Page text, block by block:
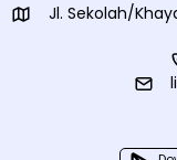
Jl. Sekolah/